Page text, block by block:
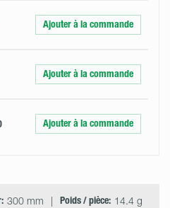
Ajouter à la commande
Ajouter à la commande
Ajouter à la commande
300 mm Poids / pièce: 14.4 g